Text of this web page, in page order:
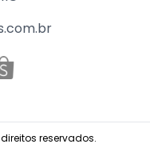
reservados.